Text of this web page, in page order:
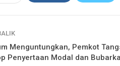
Menguntungkan, Pemkot
Penyertaan Modal dan